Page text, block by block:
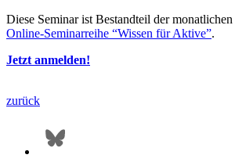
Diese Seminar ist Bestandteil der
Online-Seminarreihe “Wissen für Aktive”.
Jetzt anmelden!
zurück